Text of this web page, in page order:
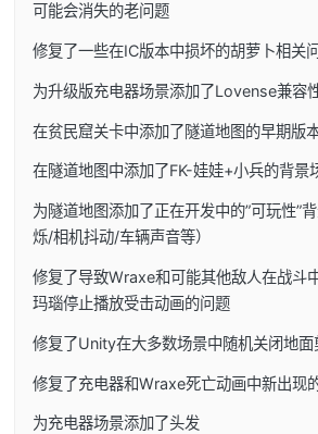
可能会消失的老问题
修复了一些在IC版本中损坏的胡萝卜相关
为升级版充电器场景添加了Lovense兼容
在贫民窟关卡中添加了隧道地图的早期版
在隧道地图中添加了FK-娃娃+小兵的背景
为隧道地图添加了正在开发中的”可玩性”
烁/相机抖动/车辆声音等）
修复了导致Wraxe和可能其他敌人在战斗
玛瑙停止播放受击动画的问题
修复了Unity在大多数场景中随机关闭地面
修复了充电器和Wraxe死亡动画中新出现
为充电器场景添加了头发